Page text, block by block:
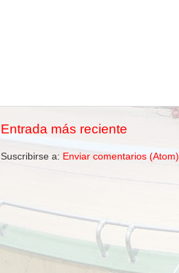
Entrada más reciente
Suscribirse a: Enviar comentarios (Atom)